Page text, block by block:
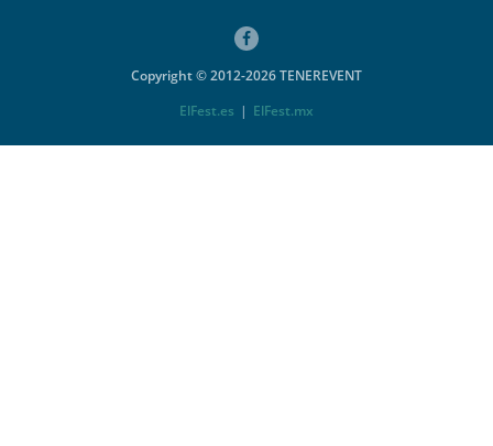
Copyright © 2012-2026 TENEREVENT
ElFest.es | ElFest.mx